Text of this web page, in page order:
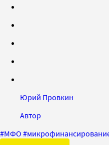
Юрий Провкин
Автор
#МФО #